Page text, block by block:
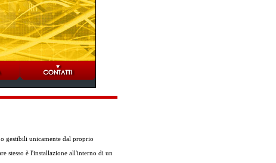
gestibili unicamente dal proprio
stesso è l'installazione all'interno di un